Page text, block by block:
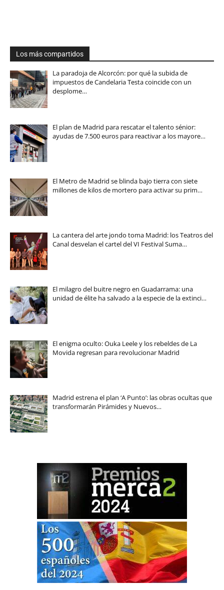
Los más compartidos
La paradoja de Alcorcón: por qué la subida de
impuestos de Candelaria Testa coincide con un
desplome…
El plan de Madrid para rescatar el talento sénior:
ayudas de 7.500 euros para reactivar a los mayore…
El Metro de Madrid se blinda bajo tierra con siete
millones de kilos de mortero para activar su prim…
La cantera del arte jondo toma Madrid: los Teatros del
Canal desvelan el cartel del VI Festival Suma…
El milagro del buitre negro en Guadarrama: una
unidad de élite ha salvado a la especie de la extinci…
El enigma oculto: Ouka Leele y los rebeldes de La
Movida regresan para revolucionar Madrid
Madrid estrena el plan ‘A Punto’: las obras ocultas que
transformarán Pirámides y Nuevos…